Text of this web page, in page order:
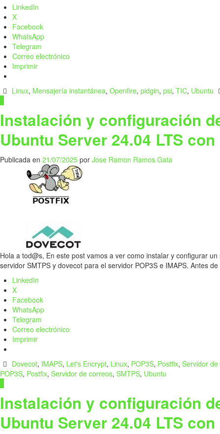
LinkedIn
X
Facebook
WhatsApp
Telegram
Correo electrónico
Imprimir
Linux, Mensajería instantánea, Openfire, pidgin, psi, TIC, Ubuntu
Instalación y configuración
Ubuntu Server 24.04 LTS
Publicada en 21/07/2025 por Jose Ramon Ramos Gata
Hola a tod@s, En este post vamos a ver como instalar y configurar
servidor SMTPS y dovecot para el servidor POP3S e IMAPS. Antes
LinkedIn
X
Facebook
WhatsApp
Telegram
Correo electrónico
Imprimir
Dovecot, IMAPS, Let's Encrypt, Linux, POP3S, Postfix, Servidor
POP3S, Postfix, Servidor de correos, SMTPS, Ubuntu
Instalación y configuración
Ubuntu Server 24.04 LTS con